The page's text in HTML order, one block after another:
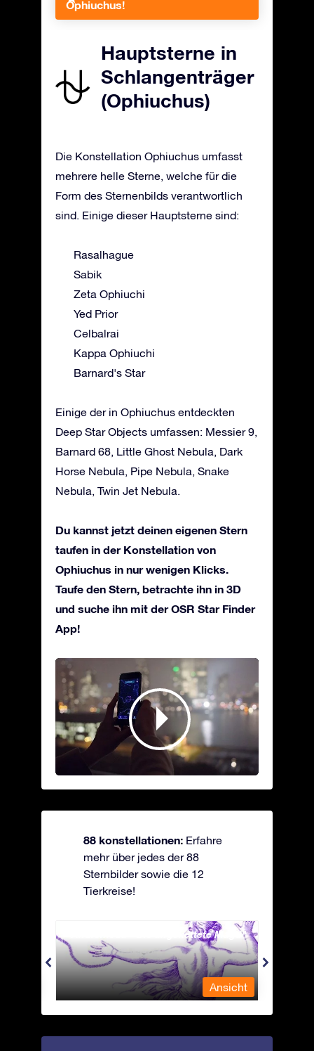
Ophiuchus!
Hauptsterne in
Schlangenträger
(Ophiuchus)
Die Konstellation Ophiuchus umfasst
mehrere helle Sterne, welche für die
Form des Sternenbilds verantwortlich
sind. Einige dieser Hauptsterne sind:
Rasalhague
Sabik
Zeta Ophiuchi
Yed Prior
Celbalrai
Kappa Ophiuchi
Barnard's Star
Einige der in Ophiuchus entdeckten
Deep Star Objects umfassen: Messier 9,
Barnard 68, Little Ghost Nebula, Dark
Horse Nebula, Pipe Nebula, Snake
Nebula, Twin Jet Nebula.
Du kannst jetzt deinen eigenen Stern
taufen in der Konstellation von
Ophiuchus in nur wenigen Klicks.
Taufe den Stern, betrachte ihn in 3D
und suche ihn mit der OSR Star Finder
App!
88 konstellationen: Erfahre
mehr über jedes der 88
Sternbilder sowie die 12
Tierkreise!
Andromeda - Die angekettete Magd
Ansicht